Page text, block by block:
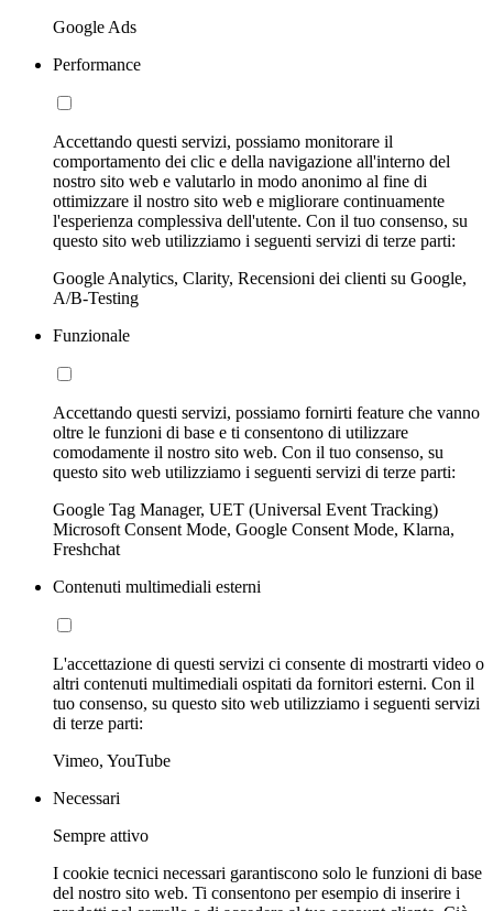
Google Ads
Performance
Accettando questi servizi, possiamo monitorare il
comportamento dei clic e della navigazione all'interno del
nostro sito web e valutarlo in modo anonimo al fine di
ottimizzare il nostro sito web e migliorare continuamente
l'esperienza complessiva dell'utente. Con il tuo consenso, su
questo sito web utilizziamo i seguenti servizi di terze parti:
Google Analytics, Clarity, Recensioni dei clienti su Google,
A/B-Testing
Funzionale
Accettando questi servizi, possiamo fornirti feature che vanno
oltre le funzioni di base e ti consentono di utilizzare
comodamente il nostro sito web. Con il tuo consenso, su
questo sito web utilizziamo i seguenti servizi di terze parti:
Google Tag Manager, UET (Universal Event Tracking)
Microsoft Consent Mode, Google Consent Mode, Klarna,
Freshchat
Contenuti multimediali esterni
L'accettazione di questi servizi ci consente di mostrarti video o
altri contenuti multimediali ospitati da fornitori esterni. Con il
tuo consenso, su questo sito web utilizziamo i seguenti servizi
di terze parti:
Vimeo, YouTube
Necessari
Sempre attivo
I cookie tecnici necessari garantiscono solo le funzioni di base
del nostro sito web. Ti consentono per esempio di inserire i